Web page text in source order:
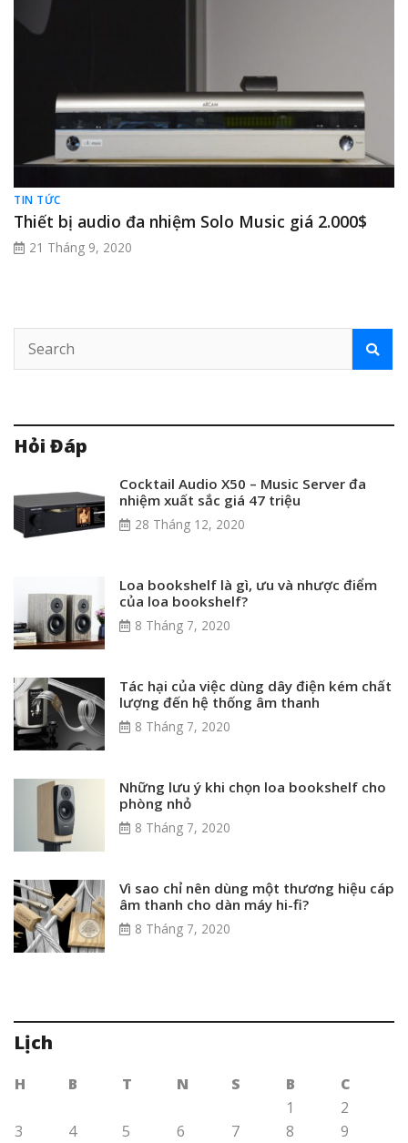
TIN TỨC
Thiết bị audio đa nhiệm Solo Music giá 2.000$
21 Tháng 9, 2020
Hỏi Đáp
Cocktail Audio X50 – Music Server đa
nhiệm xuất sắc giá 47 triệu
28 Tháng 12, 2020
Loa bookshelf là gì, ưu và nhược điểm
của loa bookshelf?
8 Tháng 7, 2020
Tác hại của việc dùng dây điện kém chất
lượng đến hệ thống âm thanh
8 Tháng 7, 2020
Những lưu ý khi chọn loa bookshelf cho
phòng nhỏ
8 Tháng 7, 2020
Vì sao chỉ nên dùng một thương hiệu cáp
âm thanh cho dàn máy hi-fi?
8 Tháng 7, 2020
Lịch
H B T N S B
C
1
2
3
4 5 6 7 8
9